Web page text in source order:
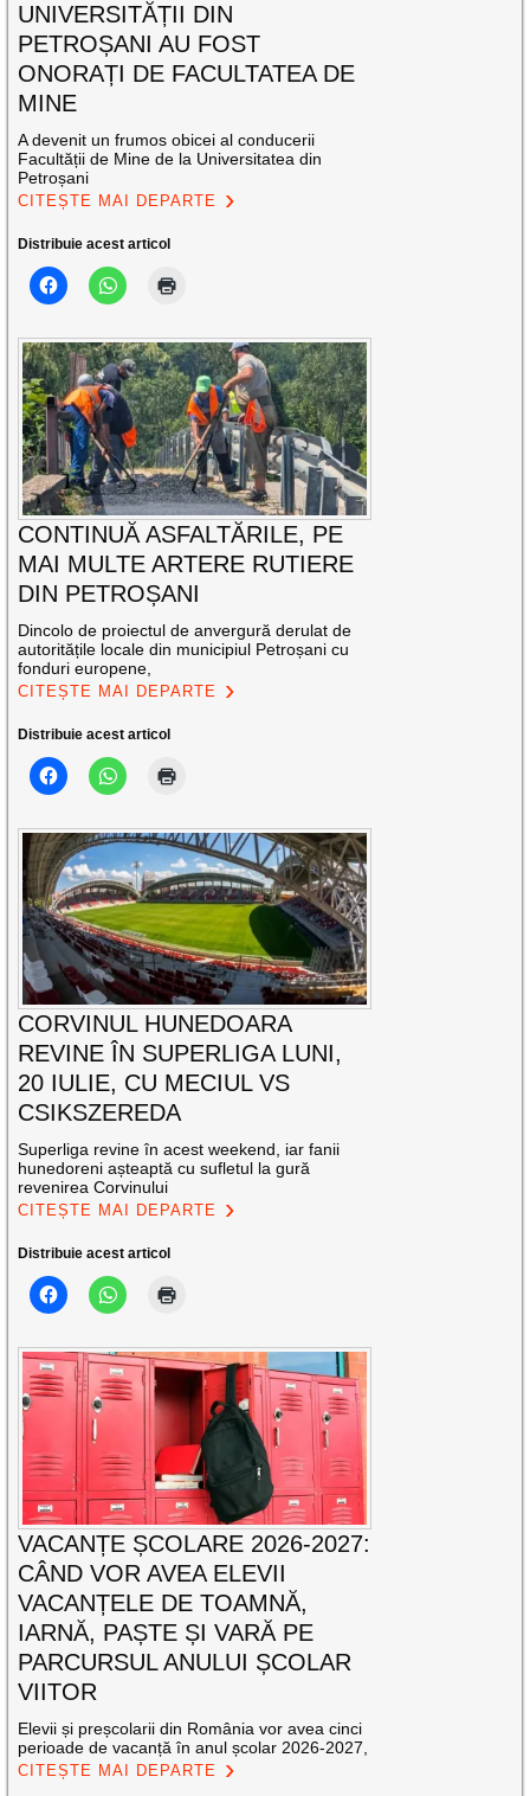
UNIVERSITĂȚII DIN
PETROȘANI AU FOST
ONORAȚI DE FACULTATEA DE
MINE
A devenit un frumos obicei al conducerii
Facultății de Mine de la Universitatea din
Petroșani
CITEȘTE MAI DEPARTE
Distribuie acest articol
CONTINUĂ ASFALTĂRILE, PE
MAI MULTE ARTERE RUTIERE
DIN PETROȘANI
Dincolo de proiectul de anvergură derulat de
autoritățile locale din municipiul Petroșani cu
fonduri europene,
CITEȘTE MAI DEPARTE
Distribuie acest articol
CORVINUL HUNEDOARA
REVINE ÎN SUPERLIGA LUNI,
20 IULIE, CU MECIUL VS
CSIKSZEREDA
Superliga revine în acest weekend, iar fanii
hunedoreni așteaptă cu sufletul la gură
revenirea Corvinului
CITEȘTE MAI DEPARTE
Distribuie acest articol
VACANȚE ȘCOLARE 2026-2027:
CÂND VOR AVEA ELEVII
VACANȚELE DE TOAMNĂ,
IARNĂ, PAȘTE ȘI VARĂ PE
PARCURSUL ANULUI ȘCOLAR
VIITOR
Elevii și preșcolarii din România vor avea cinci
perioade de vacanță în anul școlar 2026-2027,
CITEȘTE MAI DEPARTE